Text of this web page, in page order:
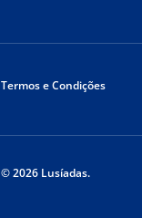
Termos e Condições
© 2026 Lusíadas.